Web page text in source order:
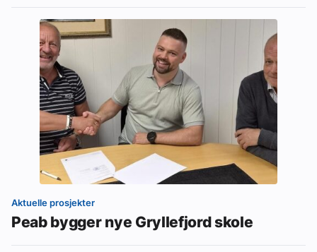
Aktuelle prosjekter
Peab bygger nye Gryllefjord skole